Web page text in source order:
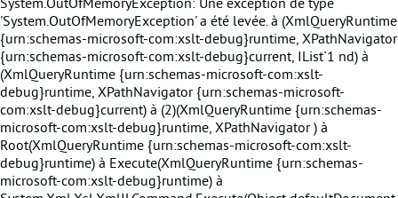
System.OutOfMemoryException: Une exception de type
'System.OutOfMemoryException' a été levée. à (XmlQueryRuntime
{urn:schemas-microsoft-com:xslt-debug}runtime, XPathNavigator
{urn:schemas-microsoft-com:xslt-debug}current, IList`1 nd) à
(XmlQueryRuntime {urn:schemas-microsoft-com:xslt-
debug}runtime, XPathNavigator {urn:schemas-microsoft-
com:xslt-debug}current) à (2)(XmlQueryRuntime {urn:schemas-
microsoft-com:xslt-debug}runtime, XPathNavigator ) à
Root(XmlQueryRuntime {urn:schemas-microsoft-com:xslt-
debug}runtime) à Execute(XmlQueryRuntime {urn:schemas-
microsoft-com:xslt-debug}runtime) à